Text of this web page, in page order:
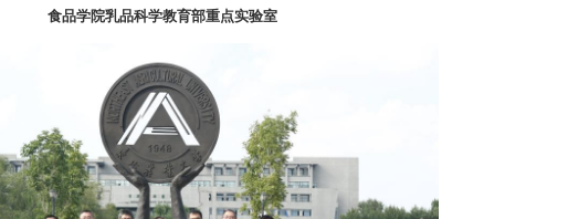
食品学院乳品科学教育部重点实验室